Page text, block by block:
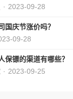
· 2023-09-28
国庆节涨价吗？
09-28
保镖的渠道有哪些？
· 2023-09-25